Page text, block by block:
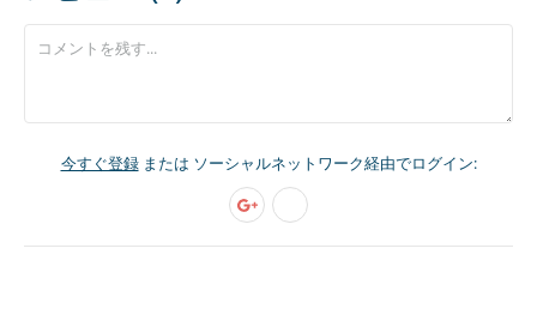
今すぐ登録または ソーシャルネットワーク経由でログイン: